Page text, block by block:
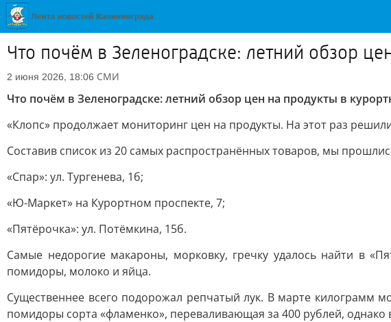
Что почём в Зеленоградске: летний обзор
2 июня 2026, 18:06 СМИ
Что почём в Зеленоградске: летний обзор цен на продукты в
«Клопс» продолжает мониторинг цен на продукты. На этот раз
Составив список из 20 самых распространённых товаров, мы
«Спар»: ул. Тургенева, 1б;
«Ю-Маркет» на Курортном проспекте, 7;
«Пятёрочка»: ул. Потёмкина, 15б.
Самые недорогие макароны, морковку, гречку удалось найти в
помидоры, молоко и яйца.
Существеннее всего подорожал репчатый лук. В марте килограмм
помидоры сорта «фламенко», переваливающая за 400 рублей,